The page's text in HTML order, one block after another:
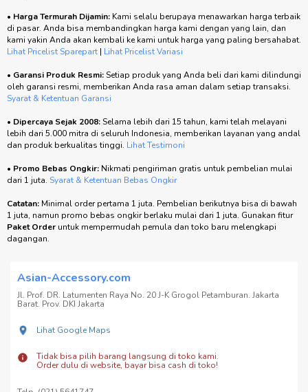
• Harga Termurah Dijamin: Kami selalu berupaya menawarkan harga terbaik
di pasar. Anda bisa membandingkan harga kami dengan yang lain, dan
kami yakin Anda akan kembali ke kami untuk harga yang paling bersahabat.
Lihat Pricelist Sparepart | Lihat Pricelist Variasi
• Garansi Produk Resmi:Setiap produk yang Anda beli dari kami dilindungi
oleh garansi resmi, memberikan Anda rasa aman dalam setiap transaksi.
Syarat & Ketentuan Garansi
• Dipercaya Sejak 2008:Selama lebih dari 15 tahun, kami telah melayani
lebih dari 5.000 mitra di seluruh Indonesia, memberikan layanan yang andal
dan produk berkualitas tinggi. Lihat Testimoni
• Promo Bebas Ongkir: Nikmati pengiriman gratis untuk pembelian mulai
dari 1 juta. Syarat & Ketentuan Bebas Ongkir
Catatan: Minimal order pertama 1 juta. Pembelian berikutnya bisa di bawah
1 juta, namun promo bebas ongkir berlaku mulai dari 1 juta. Gunakan fitur
Paket Order untuk mempermudah pemula dan toko baru melengkapi
dagangan.
Asian-Accessory.com
Jl. Prof. DR. Latumenten Raya No. 20 J-K Grogol Petamburan. Jakarta
Barat. Prov. DKI Jakarta
Lihat Google Maps
Tidak bisa pilih barang langsung di toko kami.
Order dulu di website, bayar bisa cash di toko!